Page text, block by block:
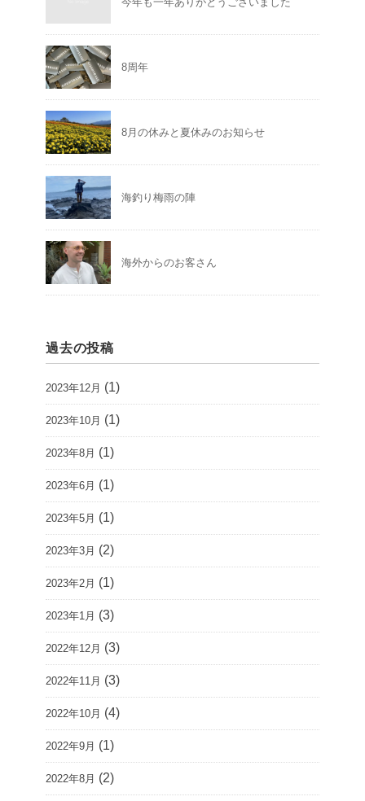
8周年
8月の休みと夏休みのお知らせ
海釣り梅雨の陣
海外からのお客さん
過去の投稿
2023年12月 (1)
2023年10月 (1)
2023年8月 (1)
2023年6月 (1)
2023年5月 (1)
2023年3月 (2)
2023年2月 (1)
2023年1月 (3)
2022年12月 (3)
2022年11月 (3)
2022年10月 (4)
2022年9月 (1)
2022年8月 (2)